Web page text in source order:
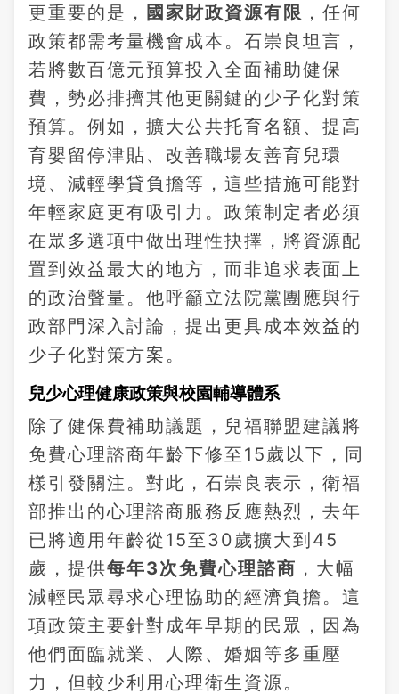
更重要的是， 國家財政資源有限 ，任何
政策都需考量機會成本。石崇良坦言，
若將數百億元預算投入全面補助健保
費，勢必排擠其他更關鍵的少子化對策
預算。例如，擴大公共托育名額、提高
育嬰留停津貼、改善職場友善育兒環
境、減輕學貸負擔等，這些措施可能對
年輕家庭更有吸引力。政策制定者必須
在眾多選項中做出理性抉擇，將資源配
置到效益最大的地方，而非追求表面上
的政治聲量。他呼籲立法院黨團應與行
政部門深入討論，提出更具成本效益的
少子化對策方案。
兒少心理健康政策與校園輔導體系
除了健保費補助議題，兒福聯盟建議將
免費心理諮商年齡下修至15歲以下，同
樣引發關注。對此，石崇良表示，衛福
部推出的心理諮商服務反應熱烈，去年
已將適用年齡從15至30歲擴大到45
歲，提供每年3次免費心理諮商 ，大幅
減輕民眾尋求心理協助的經濟負擔。這
項政策主要針對成年早期的民眾，因為
他們面臨就業、人際、婚姻等多重壓
力，但較少利用心理衛生資源。